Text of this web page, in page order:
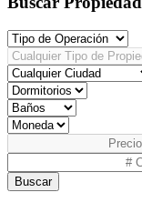
Buscar